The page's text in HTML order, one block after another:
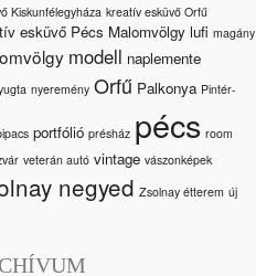
Kiskunfélegyháza kreatív esküvő Orfű
esküvő Pécs Malomvölgy lufi magány
modell naplemente
nyeremény Orfű Palkonya Pintér-
portfólió présház pécs room
veterán autó vintage vászonképek
negyed Zsolnay étterem új